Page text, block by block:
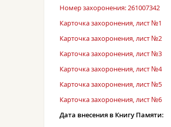
Номер захоронения: 261007342
Карточка захоронения, лист №1
Карточка захоронения, лист №2
Карточка захоронения, лист №3
Карточка захоронения, лист №4
Карточка захоронения, лист №5
Карточка захоронения, лист №6
Дата внесения в Книгу Памяти: